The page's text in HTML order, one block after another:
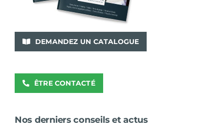
DEMANDEZ UN CATALOGUE
ÊTRE CONTACTÉ
Nos derniers conseils et actus